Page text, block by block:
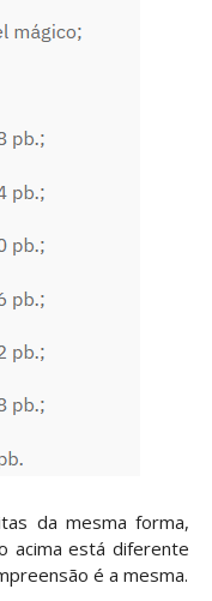
da mesma forma,
acima está diferente
é a mesma.